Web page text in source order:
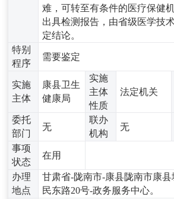
难，可转至有条件的医疗保健
出具检测报告，由省级医学技
定结论。
特别
程序
需要鉴定
实施
主体
康县卫生
健康局
实施
主体
性质
法定机关
委托
部门
无
联办
机构
无
事项
状态
在用
办理
地点
甘肃省-陇南市-康县陇南市康县
民东路20号-政务服务中心。